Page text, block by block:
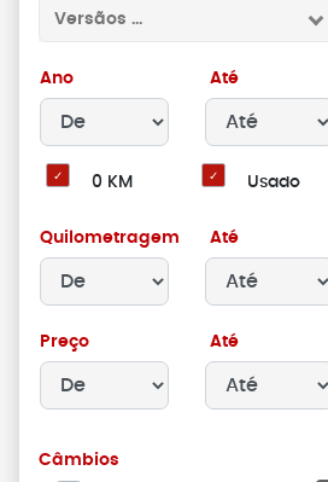
Versãos ...
Ano Até
0 KM Usado
Quilometragem Até
Preço Até
Câmbios